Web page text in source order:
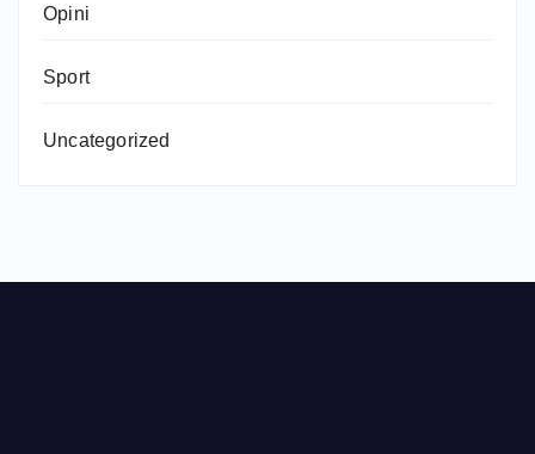
Opini
Sport
Uncategorized